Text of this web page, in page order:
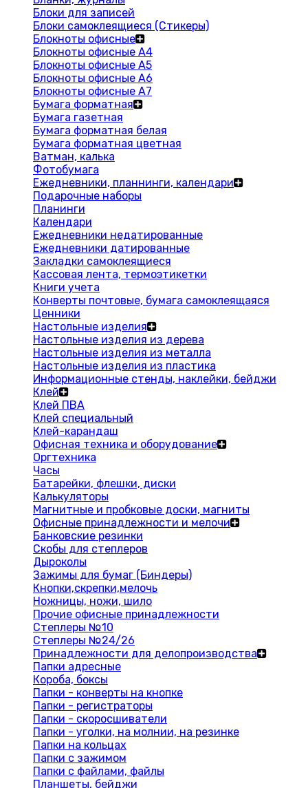
Блоки для записей
Блоки самоклеящиеся (Стикеры)
Блокноты офисные
Блокноты офисные A4
Блокноты офисные A5
Блокноты офисные A6
Блокноты офисные A7
Бумага форматная
Бумага газетная
Бумага форматная белая
Бумага форматная цветная
Ватман, калька
Фотобумага
Ежедневники, планнинги, календари
Подарочные наборы
Планинги
Календари
Ежедневники недатированные
Ежедневники датированные
Закладки самоклеящиеся
Кассовая лента, термоэтикетки
Книги учета
Конверты почтовые, бумага самоклеящаяся
Ценники
Настольные изделия
Настольные изделия из дерева
Настольные изделия из металла
Настольные изделия из пластика
Информационные стенды, наклейки, бейджи
Клей
Клей ПВА
Клей специальный
Клей-карандаш
Офисная техника и оборудование
Оргтехника
Часы
Батарейки, флешки, диски
Калькуляторы
Магнитные и пробковые доски, магниты
Офисные принадлежности и мелочи
Банковские резинки
Скобы для степлеров
Дыроколы
Зажимы для бумаг (Биндеры)
Кнопки,скрепки,мелочь
Ножницы, ножи, шило
Прочие офисные принадлежности
Степлеры №10
Степлеры №24/26
Принадлежности для делопроизводства
Папки адресные
Короба, боксы
Папки - конверты на кнопке
Папки - регистраторы
Папки - скоросшиватели
Папки - уголки, на молнии, на резинке
Папки на кольцах
Папки с зажимом
Папки с файлами, файлы
Планшеты, бейджи